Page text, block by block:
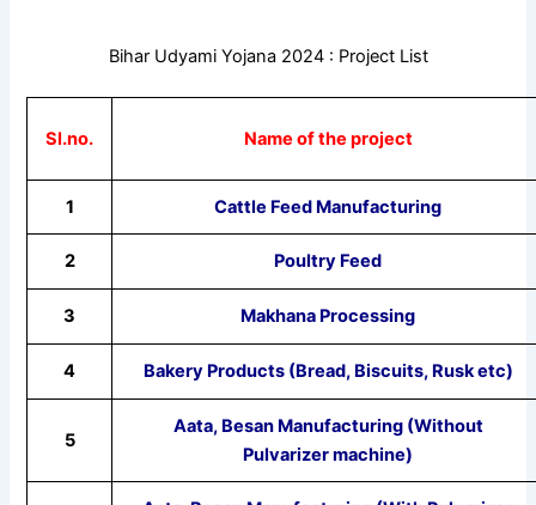
Bihar Udyami Yojana 2024 : Project List
Sl.no. Name of the project
1 Cattle Feed Manufacturing
2 Poultry Feed
3 Makhana Processing
4 Bakery Products (Bread, Biscuits, Rusk etc)
5
Aata, Besan Manufacturing (Without
Pulvarizer machine)